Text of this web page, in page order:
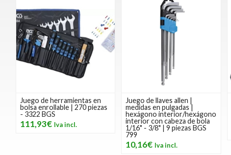
Juego de herramientas en
bolsa enrollable | 270 piezas
- 3322 BGS
111,93€
Juego de llaves allen |
medidas en pulgadas |
hexágono interior/hexágono
interior con cabeza de bola
1/16" - 3/8" | 9 piezas BGS
799
10,16€